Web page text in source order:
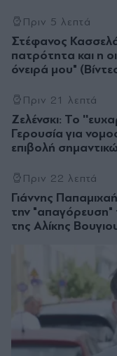
Πριν 5 λεπτά
Στέφανος
πατρότητα και η
όνειρά µου"
Πριν 21 λεπτά
Ζελένσκι: Το
Γερουσία για
επιβολή
Πριν 22 λεπτά
Γιάννης
την
της Αλίκης